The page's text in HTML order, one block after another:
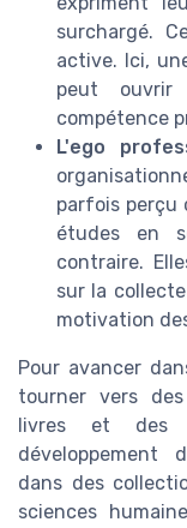
surchargé.
active. Ici,
peut
compétence
L'ego
parfois perçu
études en
contraire.
sur la
motivation
Pour avancer
tourner vers
livres et des
développement
dans des
sciences